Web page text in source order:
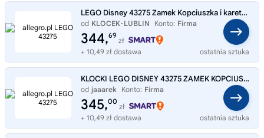
LEGO Disney 43275 Zamek Kopciuszka i kareta + TORBA LEGO
od KLOCEK-LUBLIN Konto: Firma
344,69
zł
+ 10,49 zł dostawa
ostatnia sztuka
KLOCKI LEGO DISNEY 43275 ZAMEK KOPCIUSZKA I KARETA + GRATIS KATALOG
od jaaarek Konto: Firma
345,00
zł
+ 10,49 zł dostawa
ostatnia sztuka